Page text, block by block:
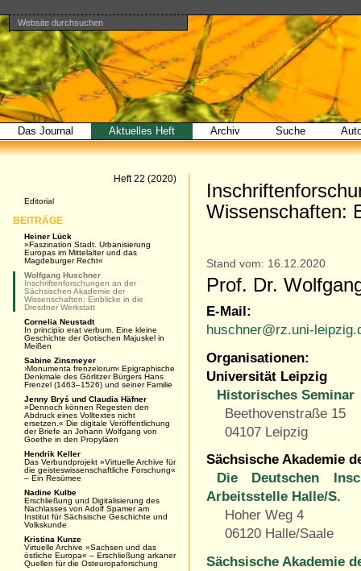
Direkt
zum
Inhalt
|
Direkt
zur
Navigation
Benutzerspezifische
Werkzeuge
Website durchsuchen
Erweiterte
Suche…
Bereiche
Das Journal Aktuelles Heft Archiv Suche
Wissenschaften:
Stand vom: 16.12.2020
Prof. Dr.
E-Mail:
huschner@rz.uni-
Organisationen:
Universität Leipzig
Historisches Seminar
Beethovenstraße 15
04107 Leipzig
Sächsische Akademie
Die Deutschen
Arbeitsstelle Halle/S.
Hoher Weg 4
06120 Halle/Saale
Sächsische Akademie
Heft 22 (2020)
Editorial
BEITRÄGE
Heiner Lück
»Faszination Stadt. Urbanisierung
Europas im Mittelalter und das
Magdeburger Recht«
Wolfgang Huschner
Inschriftenforschungen an der
Sächsischen Akademie der
Wissenschaften: Einblicke in die
Dresdner Werkstatt
Cornelia Neustadt
In principio erat verbum. Eine kleine
Geschichte der Gotischen Majuskel in
Meißen
Sabine Zinsmeyer
›Monumenta frenzelorum‹ Epigraphische
Denkmale des Görlitzer Bürgers Hans
Frenzel (1463–1526) und seiner Familie
Jenny Bryś und Claudia Häfner
»Dennoch können Regesten den
Abdruck eines Volltextes nicht
ersetzen.« Die digitale Veröffentlichung
der Briefe an Johann Wolfgang von
Goethe in den Propyläen
Hendrik Keller
Das Verbundprojekt »Virtuelle Archive für
die geisteswissenschaftliche Forschung«
– Ein Resümee
Nadine Kulbe
Erschließung und Digitalisierung des
Nachlasses von Adolf Spamer am
Institut für Sächsische Geschichte und
Volkskunde
Kristina Kunze
Virtuelle Archive »Sachsen und das
östliche Europa« – Erschließung arkaner
Quellen für die Osteuropaforschung